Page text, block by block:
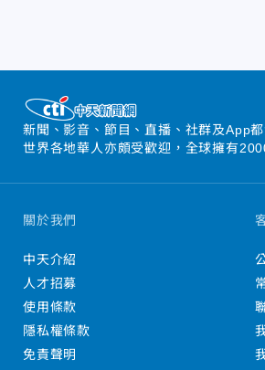
新聞、影音、節目、直播、社群及App
世界各地華人亦頗受歡迎，全球擁有
關於我們
中天介紹
人才招募
使用條款
隱私權條款
免責聲明